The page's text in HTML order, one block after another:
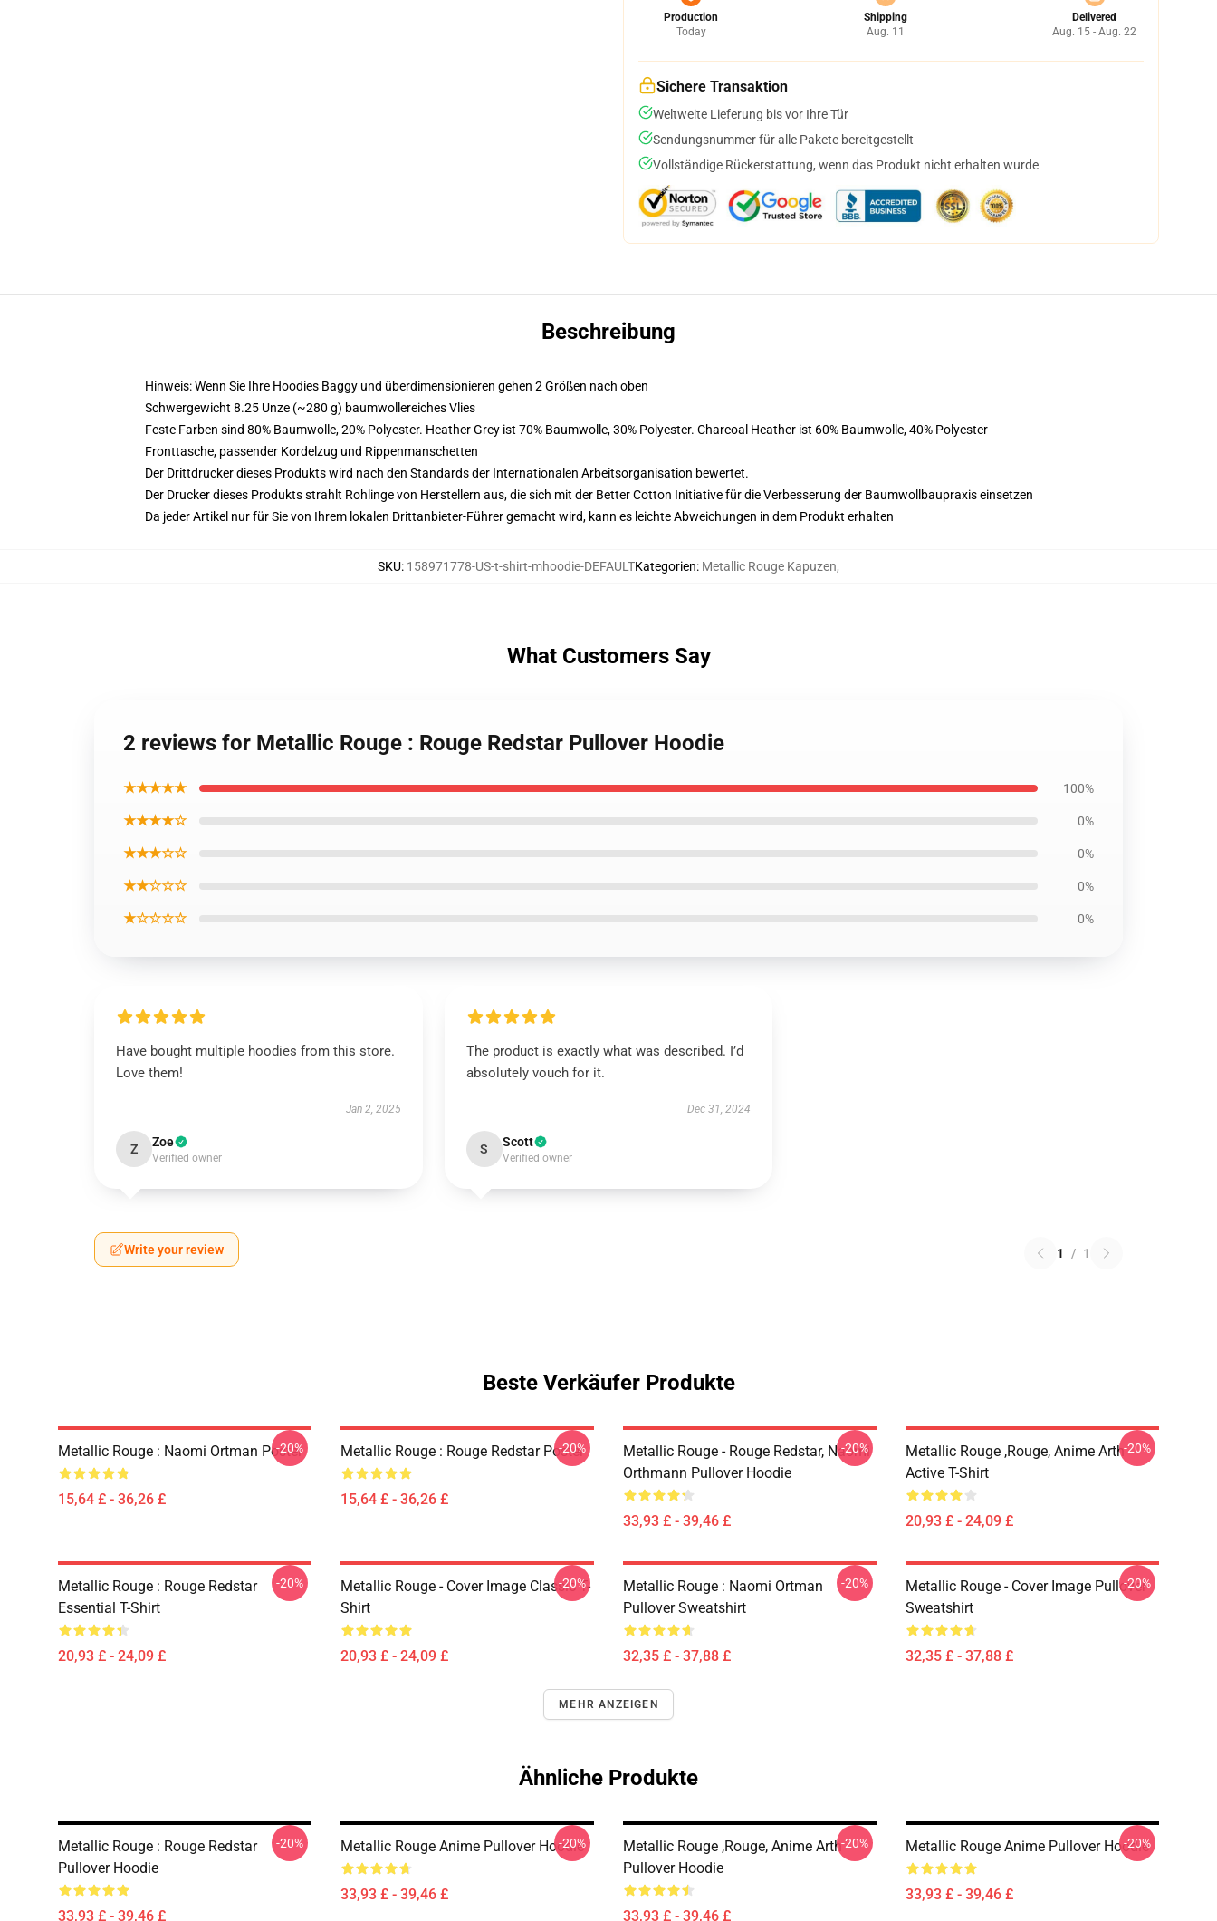
Production
Today
Shipping
Aug. 11
Delivered
Aug. 15 - Aug. 22
Sichere Transaktion
Weltweite Lieferung bis vor Ihre Tür
Sendungsnummer für alle Pakete bereitgestellt
Vollständige Rückerstattung, wenn das Produkt nicht erhalten wurde
Beschreibung
Hinweis: Wenn Sie Ihre Hoodies Baggy und überdimensionieren gehen 2 Größen nach oben
Schwergewicht 8.25 Unze (~280 g) baumwollereiches Vlies
Feste Farben sind 80% Baumwolle, 20% Polyester. Heather Grey ist 70% Baumwolle, 30% Polyester. Charcoal Heather ist 60% Baumwolle, 40% Polyester
Fronttasche, passender Kordelzug und Rippenmanschetten
Der Drittdrucker dieses Produkts wird nach den Standards der Internationalen Arbeitsorganisation bewertet.
Der Drucker dieses Produkts strahlt Rohlinge von Herstellern aus, die sich mit der Better Cotton Initiative für die Verbesserung der Baumwollbaupraxis einsetzen
Da jeder Artikel nur für Sie von Ihrem lokalen Drittanbieter-Führer gemacht wird, kann es leichte Abweichungen in dem Produkt erhalten
SKU: 158971778-US-t-shirt-mhoodie-DEFAULTKategorien: Metallic Rouge Kapuzen,
What Customers Say
2 reviews for Metallic Rouge : Rouge Redstar Pullover Hoodie
★★★★★ 100%
★★★★☆ 0%
★★★☆☆ 0%
★★☆☆☆ 0%
★☆☆☆☆ 0%
Have bought multiple hoodies from this store.
Love them!
Jan 2, 2025
Z Zoe
Verified owner
The product is exactly what was described. I’d
absolutely vouch for it.
Dec 31, 2024
S Scott
Verified owner
Write your review 1 / 1
Beste Verkäufer Produkte
Metallic Rouge : Naomi Ortman Poster
15,64 £ - 36,26 £
-20% Metallic Rouge : Rouge Redstar Poster
15,64 £ - 36,26 £
-20%
Metallic Rouge - Rouge Redstar, Naomi
Orthmann Pullover Hoodie
33,93 £ - 39,46 £
-20%
Metallic Rouge ,rouge, Anime Arth
Active T-Shirt
20,93 £ - 24,09 £
-20%
Metallic Rouge : Rouge Redstar
Essential T-Shirt
20,93 £ - 24,09 £
-20%
Metallic Rouge - Cover Image Classic T-
Shirt
20,93 £ - 24,09 £
-20%
Metallic Rouge : Naomi Ortman
Pullover Sweatshirt
32,35 £ - 37,88 £
-20%
Metallic Rouge - Cover Image Pullover
Sweatshirt
32,35 £ - 37,88 £
-20%
MEHR ANZEIGEN
Ähnliche Produkte
Metallic Rouge : Rouge Redstar
Pullover Hoodie
33,93 £ - 39,46 £
-20% Metallic Rouge Anime Pullover Hoodie
33,93 £ - 39,46 £
-20%
Metallic Rouge ,rouge, Anime Arth
Pullover Hoodie
33,93 £ - 39,46 £
-20% Metallic Rouge Anime Pullover Hoodie
33,93 £ - 39,46 £
-20%